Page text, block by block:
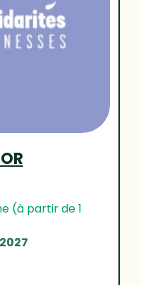
(à partir de 1